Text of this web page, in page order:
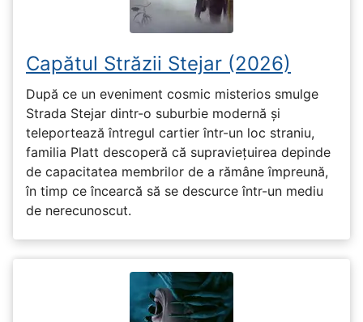
Capătul Străzii Stejar (2026)
După ce un eveniment cosmic misterios smulge
Strada Stejar dintr-o suburbie modernă și
teleportează întregul cartier într-un loc straniu,
familia Platt descoperă că supraviețuirea depinde
de capacitatea membrilor de a rămâne împreună,
în timp ce încearcă să se descurce într-un mediu
de nerecunoscut.